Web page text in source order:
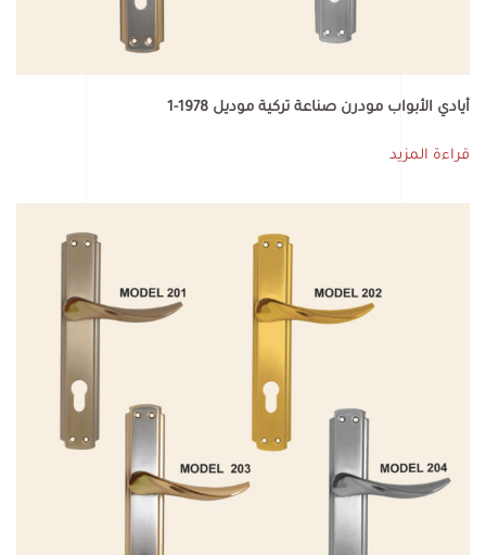
أيادي الأبواب مودرن صناعة تركية موديل 1978-1
قراءة المزيد